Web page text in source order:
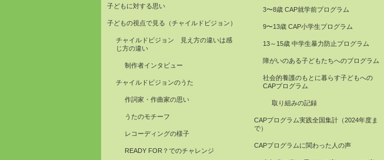
子どもに対する思い
子どもの視点で見る（チャイルドビジョン）
チャイルドビジョン 見え方の違いは感
じ方の違い
制作者インタビュー
チャイルドビジョンのうた
作詞家・作曲家の思い
うたのモチーフ
レコーディングの様子
READY FOR？でのチャレンジ
3〜8歳 CAP就学前プログラム
9〜13歳 CAP小学生プログラム
13～15歳 中学生暴力防止プログラム
障がいのある子どもたちへのプログラム
社会的養護のもとに暮らす子どもへの
CAPプログラム
取り組みの記録
CAPプログラム実践全国集計（2024年度ま
で）
CAPプログラムに関わった人の声